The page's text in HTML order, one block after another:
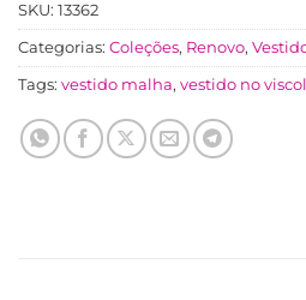
SKU: 13362
Categorias: Coleções, Renovo,
Tags: vestido malha, vestido no